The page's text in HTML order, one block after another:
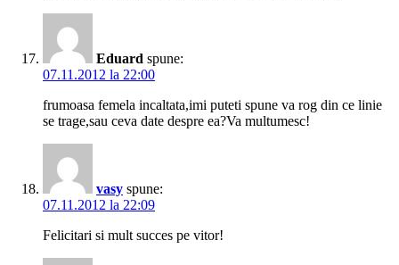
Eduard spune:
07.11.2012 la 22:00
frumoasa femela incaltata,imi puteti spune va rog din ce linie
se trage,sau ceva date despre ea?Va multumesc!
vasy spune:
07.11.2012 la 22:09
Felicitari si mult succes pe vitor!